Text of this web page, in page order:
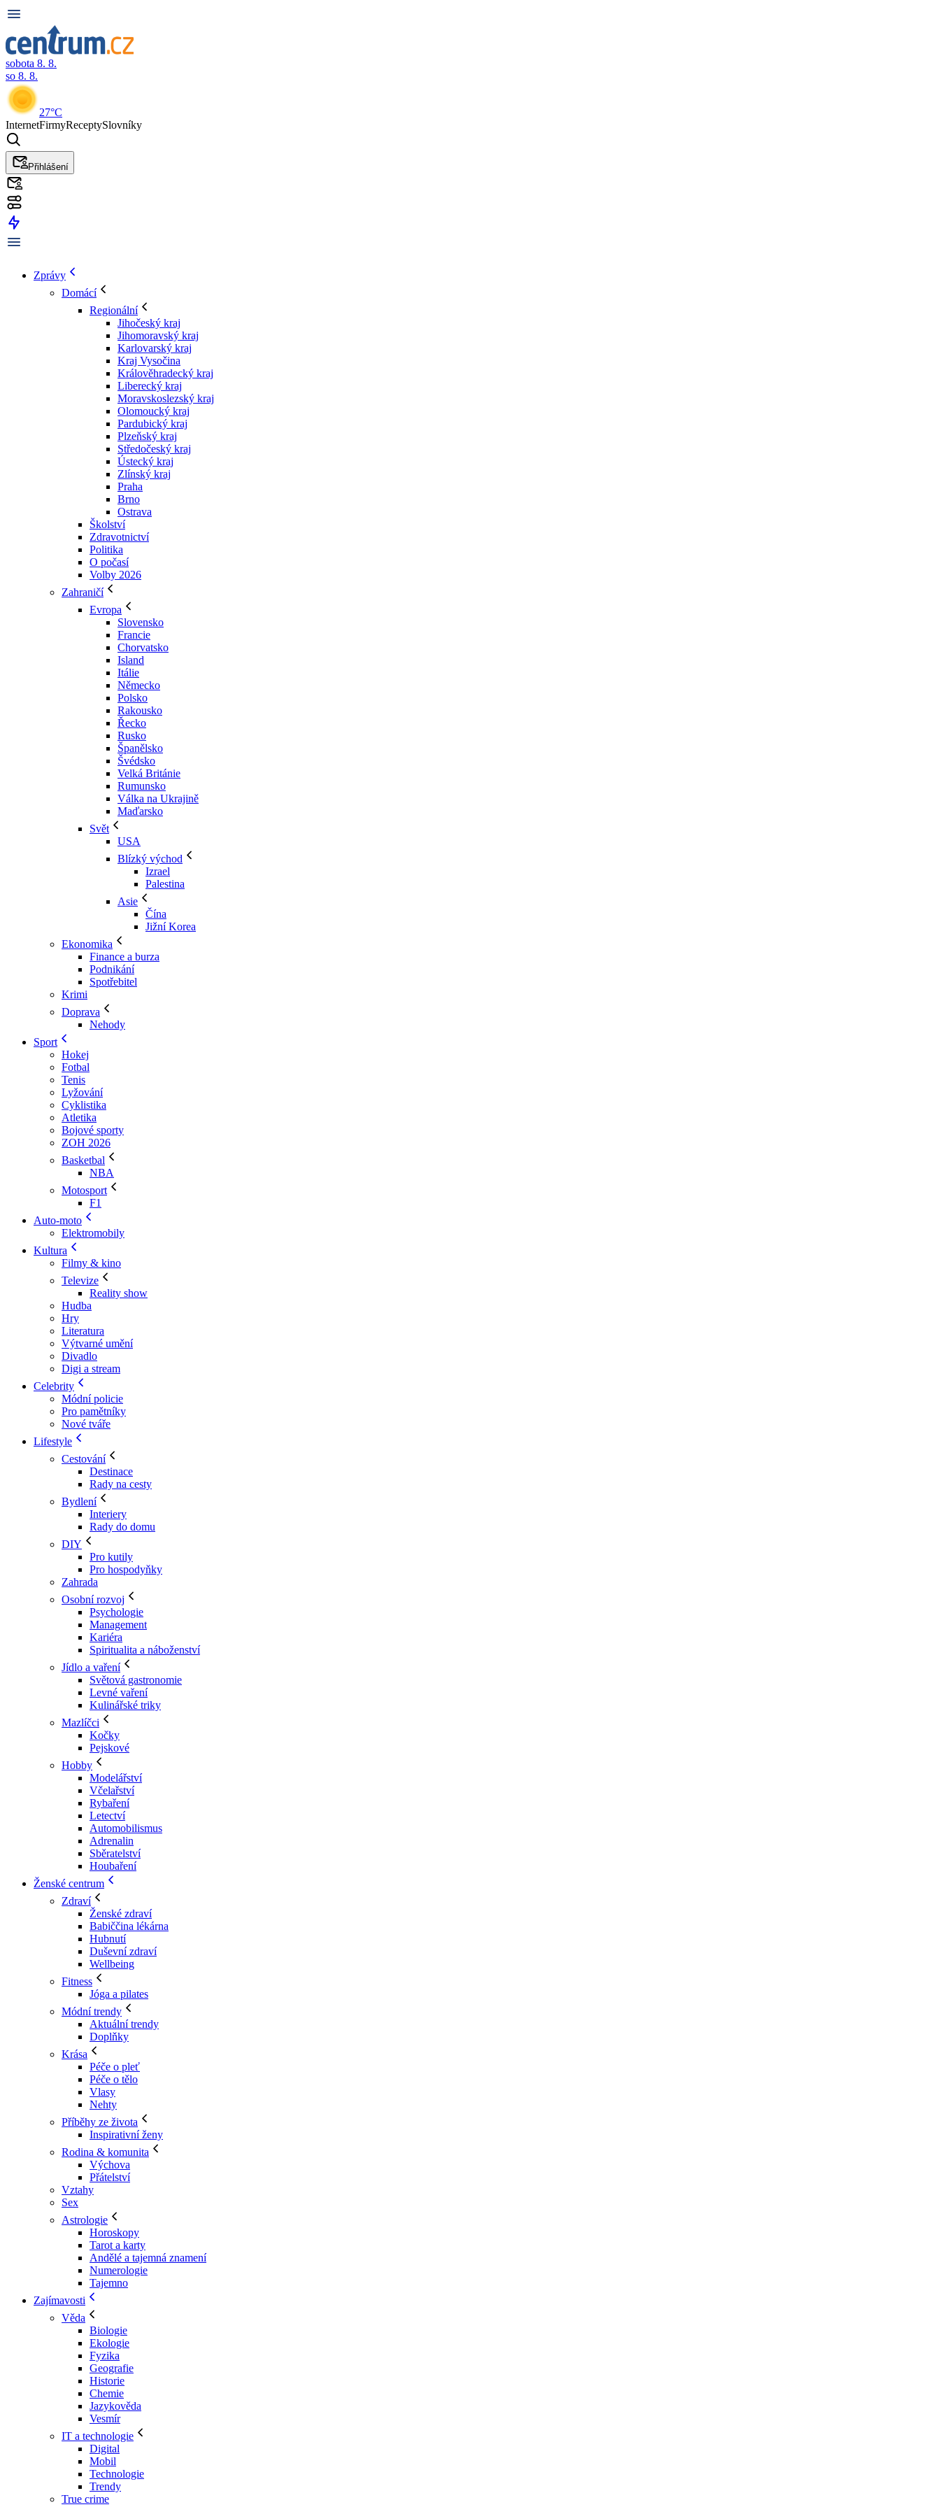
sobota 8. 8.
so 8. 8.
27°C
InternetFirmyReceptySlovníky
Přihlášení
Zprávy
Domácí
Regionální
Jihočeský kraj
Jihomoravský kraj
Karlovarský kraj
Kraj Vysočina
Králověhradecký kraj
Liberecký kraj
Moravskoslezský kraj
Olomoucký kraj
Pardubický kraj
Plzeňský kraj
Středočeský kraj
Ústecký kraj
Zlínský kraj
Praha
Brno
Ostrava
Školství
Zdravotnictví
Politika
O počasí
Volby 2026
Zahraničí
Evropa
Slovensko
Francie
Chorvatsko
Island
Itálie
Německo
Polsko
Rakousko
Řecko
Rusko
Španělsko
Švédsko
Velká Británie
Rumunsko
Válka na Ukrajině
Maďarsko
Svět
USA
Blízký východ
Izrael
Palestina
Asie
Čína
Jižní Korea
Ekonomika
Finance a burza
Podnikání
Spotřebitel
Krimi
Doprava
Nehody
Sport
Hokej
Fotbal
Tenis
Lyžování
Cyklistika
Atletika
Bojové sporty
ZOH 2026
Basketbal
NBA
Motosport
F1
Auto-moto
Elektromobily
Kultura
Filmy & kino
Televize
Reality show
Hudba
Hry
Literatura
Výtvarné umění
Divadlo
Digi a stream
Celebrity
Módní policie
Pro pamětníky
Nové tváře
Lifestyle
Cestování
Destinace
Rady na cesty
Bydlení
Interiery
Rady do domu
DIY
Pro kutily
Pro hospodyňky
Zahrada
Osobní rozvoj
Psychologie
Management
Kariéra
Spiritualita a náboženství
Jídlo a vaření
Světová gastronomie
Levné vaření
Kulinářské triky
Mazlíčci
Kočky
Pejskové
Hobby
Modelářství
Včelařství
Rybaření
Letectví
Automobilismus
Adrenalin
Sběratelství
Houbaření
Ženské centrum
Zdraví
Ženské zdraví
Babiččina lékárna
Hubnutí
Duševní zdraví
Wellbeing
Fitness
Jóga a pilates
Módní trendy
Aktuální trendy
Doplňky
Krása
Péče o pleť
Péče o tělo
Vlasy
Nehty
Příběhy ze života
Inspirativní ženy
Rodina & komunita
Výchova
Přátelství
Vztahy
Sex
Astrologie
Horoskopy
Tarot a karty
Andělé a tajemná znamení
Numerologie
Tajemno
Zajímavosti
Věda
Biologie
Ekologie
Fyzika
Geografie
Historie
Chemie
Jazykověda
Vesmír
IT a technologie
Digital
Mobil
Technologie
Trendy
True crime